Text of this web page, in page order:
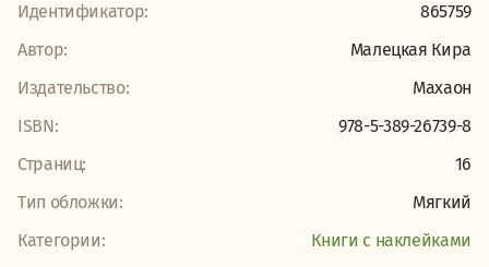
Идентификатор:
865759
Автор:
Малецкая Кира
Издательство:
Махаон
ISBN:
978-5-389-26739-8
Страниц:
16
Тип обложки:
Мягкий
Категории:
Книги с наклейками